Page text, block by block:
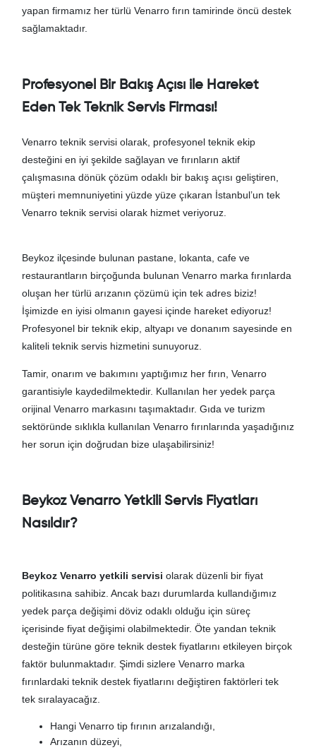
yapan firmamız her türlü Venarro fırın tamirinde öncü destek
sağlamaktadır.
Profesyonel Bir Bakış Açısı ile Hareket
Eden Tek Teknik Servis Firması!
Venarro teknik servisi olarak, profesyonel teknik ekip
desteğini en iyi şekilde sağlayan ve fırınların aktif
çalışmasına dönük çözüm odaklı bir bakış açısı geliştiren,
müşteri memnuniyetini yüzde yüze çıkaran İstanbul’un tek
Venarro teknik servisi olarak hizmet veriyoruz.
Beykoz ilçesinde bulunan pastane, lokanta, cafe ve
restaurantların birçoğunda bulunan Venarro marka fırınlarda
oluşan her türlü arızanın çözümü için tek adres biziz!
İşimizde en iyisi olmanın gayesi içinde hareket ediyoruz!
Profesyonel bir teknik ekip, altyapı ve donanım sayesinde en
kaliteli teknik servis hizmetini sunuyoruz.
Tamir, onarım ve bakımını yaptığımız her fırın, Venarro
garantisiyle kaydedilmektedir. Kullanılan her yedek parça
orijinal Venarro markasını taşımaktadır. Gıda ve turizm
sektöründe sıklıkla kullanılan Venarro fırınlarında yaşadığınız
her sorun için doğrudan bize ulaşabilirsiniz!
Beykoz Venarro Yetkili Servis Fiyatları
Nasıldır?
Beykoz Venarro yetkili servisi olarak düzenli bir fiyat
politikasına sahibiz. Ancak bazı durumlarda kullandığımız
yedek parça değişimi döviz odaklı olduğu için süreç
içerisinde fiyat değişimi olabilmektedir. Öte yandan teknik
desteğin türüne göre teknik destek fiyatlarını etkileyen birçok
faktör bulunmaktadır. Şimdi sizlere Venarro marka
fırınlardaki teknik destek fiyatlarını değiştiren faktörleri tek
tek sıralayacağız.
Hangi Venarro tip fırının arızalandığı,
Arızanın düzeyi,